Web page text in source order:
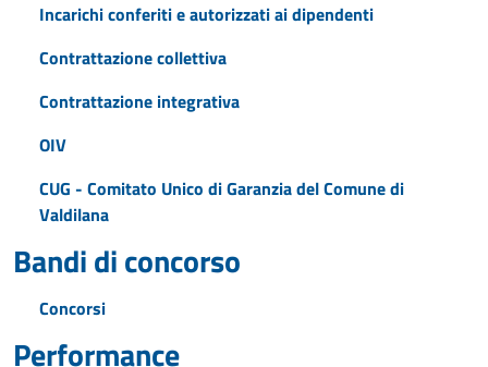
Incarichi conferiti e autorizzati ai dipendenti
Contrattazione collettiva
Contrattazione integrativa
OIV
CUG - Comitato Unico di Garanzia del Comune di
Valdilana
Bandi di concorso
Concorsi
Performance